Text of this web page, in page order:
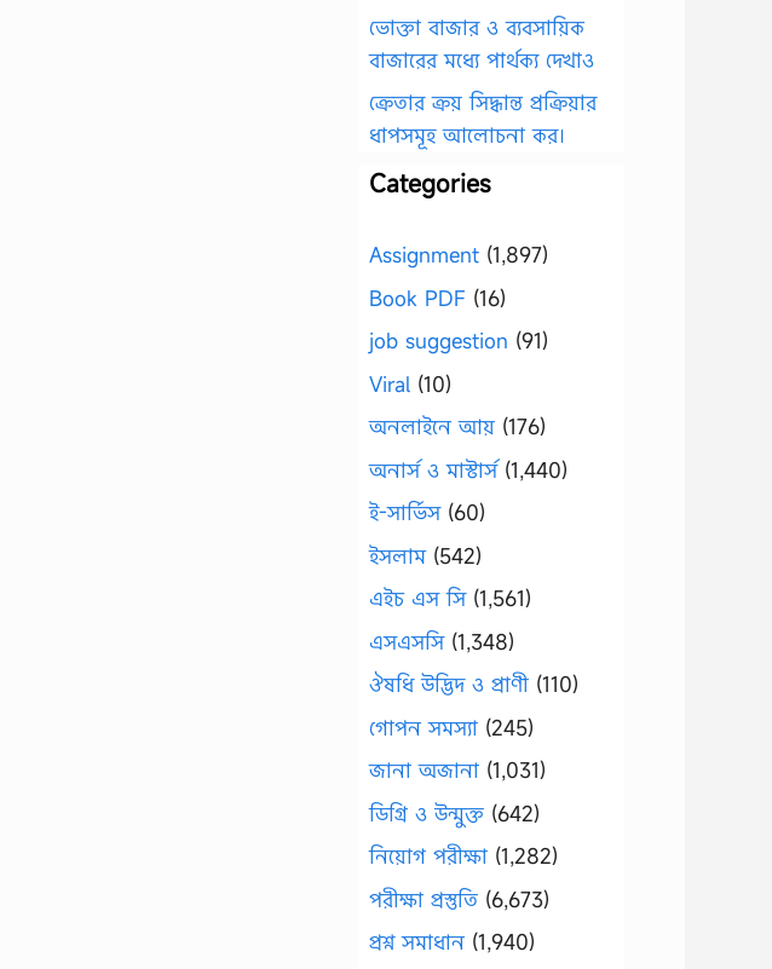
ভোক্তা বাজার ও ব্যবসায়িক
বাজারের মধ্যে পার্থক্য দেখাও
ক্রেতার ক্রয় সিদ্ধান্ত প্রক্রিয়ার
ধাপসমূহ আলোচনা কর।
Categories
Assignment (1,897)
Book PDF (16)
job suggestion (91)
Viral (10)
অনলাইনে আয় (176)
অনার্স ও মাস্টার্স(1,440)
ই-সার্ভিস(60)
ইসলাম(542)
এইচ এস সি(1,561)
এসএসসি(1,348)
ঔষধি উদ্ভিদ ও প্রাণী (110)
গোপন সমস্যা (245)
জানা অজানা (1,031)
ডিগ্রি ও উন্মুক্ত (642)
নিয়োগ পরীক্ষা (1,282)
পরীক্ষা প্রস্তুতি (6,673)
প্রশ্ন সমাধান (1,940)